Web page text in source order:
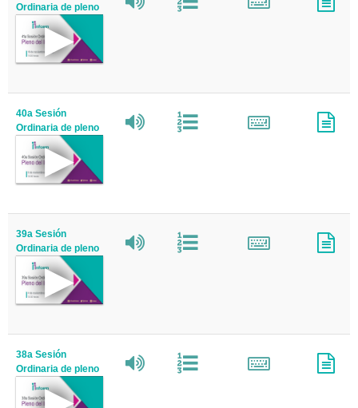
Ordinaria de pleno
40a Sesión
Ordinaria de pleno
39a Sesión
Ordinaria de pleno
38a Sesión
Ordinaria de pleno